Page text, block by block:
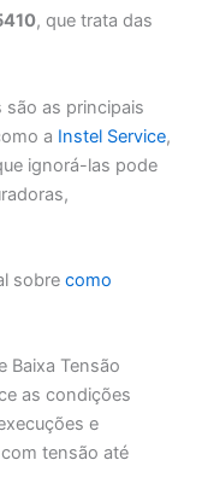
, que trata das
as principais
a Instel Service,
ignorá-las pode
sobrecomo
Baixa Tensão
as condições
e
tensão até